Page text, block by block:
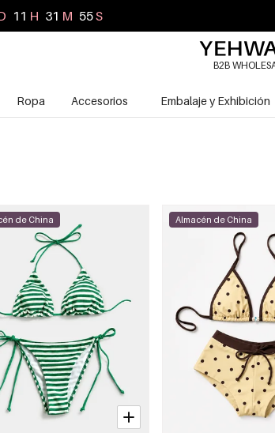
11 H 31 M 54S
B2B
Ropa Accesorios Embalaje y Exhibición
de China Almacén de China